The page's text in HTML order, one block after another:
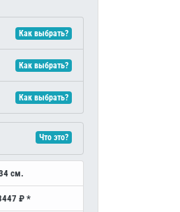
Как выбрать?
Как выбрать?
Как выбрать?
Что это?
см.
₽ *